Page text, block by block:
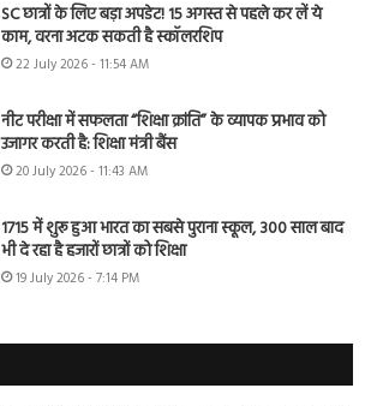
SC छात्रों के लिए बड़ा अपडेट! 15 अगस्त से पहले कर लें ये
काम, वरना अटक सकती है स्कॉलरशिप
22 July 2026 - 11:54 AM
नीट परीक्षा में सफलता “शिक्षा क्रांति” के व्यापक प्रभाव को
उजागर करती है: शिक्षा मंत्री बैंस
20 July 2026 - 11:43 AM
1715 में शुरू हुआ भारत का सबसे पुराना स्कूल, 300 साल बाद
भी दे रहा है हजारों छात्रों को शिक्षा
19 July 2026 - 7:14 PM